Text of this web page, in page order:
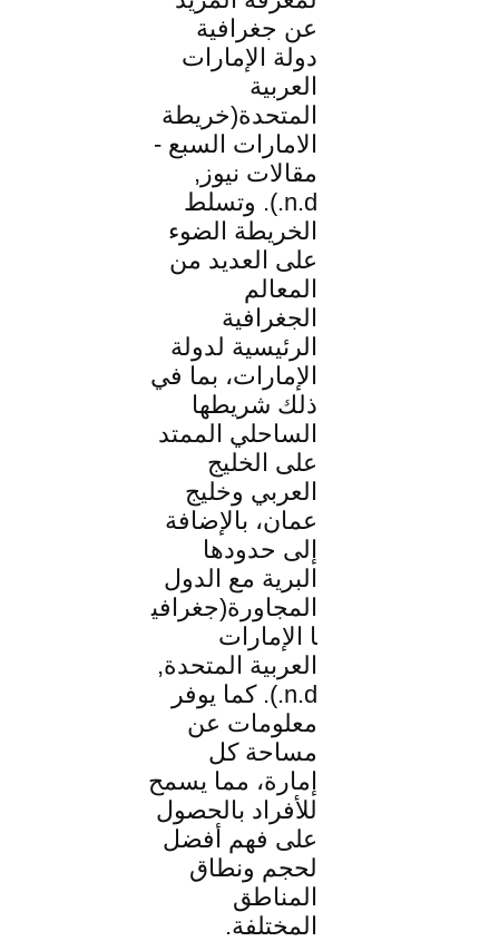
عن جغرافية
دولة الإمارات
العربية
المتحدة(خريطة
الامارات السبع -
مقالات نيوز,
n.d.). وتسلط
الخريطة الضوء
على العديد من
المعالم
الجغرافية
الرئيسية لدولة
الإمارات، بما في
ذلك شريطها
الساحلي الممتد
على الخليج
العربي وخليج
عمان، بالإضافة
إلى حدودها
البرية مع الدول
المجاورة(جغرافي
ا الإمارات
العربية المتحدة,
n.d.). كما يوفر
معلومات عن
مساحة كل
إمارة، مما يسمح
للأفراد بالحصول
على فهم أفضل
لحجم ونطاق
المناطق
المختلفة.